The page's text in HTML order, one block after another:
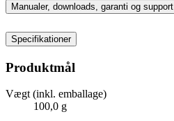
Manualer, downloads, garanti og support
Specifikationer
Produktmål
Vægt (inkl. emballage)
100,0 g